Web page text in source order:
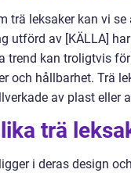
trä leksaker kan vi
utförd av [KÄLLA]
trend kan troligtvis
och hållbarhet. Trä
av plast eller
trä
i deras design